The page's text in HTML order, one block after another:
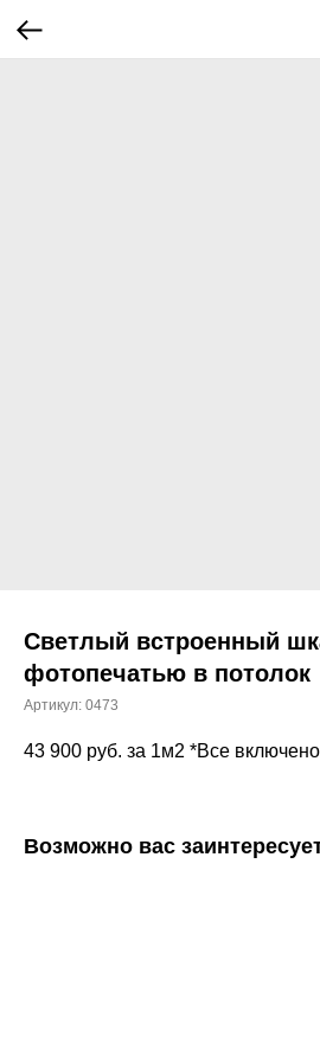
Светлый встроенный
фотопечатью в потолок
Артикул: 0473
43 900 руб. за 1м2 *Все
Возможно вас